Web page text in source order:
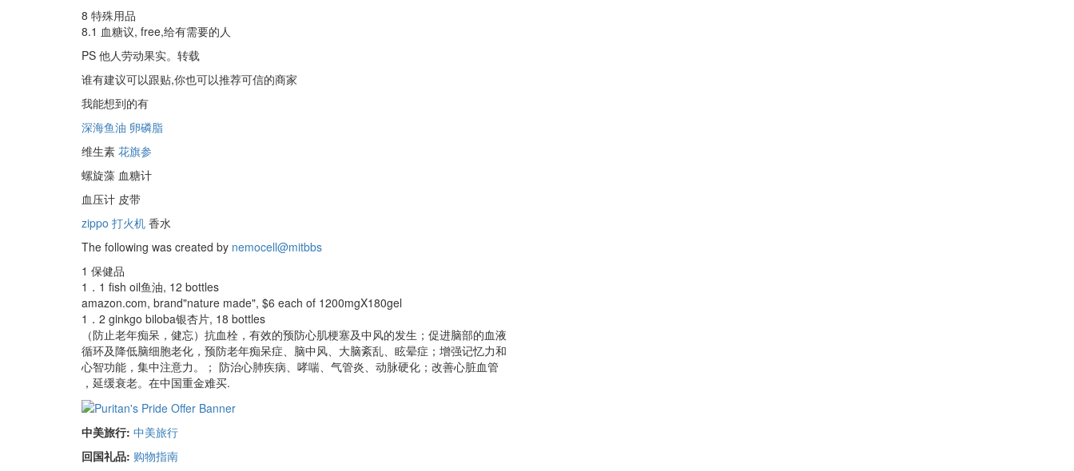
8 特殊用品
8.1 血糖议, free,给有需要的人
PS 他人劳动果实。转载
谁有建议可以跟贴,你也可以推荐可信的商家
我能想到的有
深海鱼油 卵磷脂
维生素 花旗参
螺旋藻 血糖计
血压计 皮带
zippo 打火机 香水
The following was created by nemocell@mitbbs
1 保健品
1．1 fish oil鱼油, 12 bottles
amazon.com, brand"nature made", $6 each of 1200mgX180gel
1．2 ginkgo biloba银杏片, 18 bottles
（防止老年痴呆，健忘）抗血栓，有效的预防心肌梗塞及中风的发生；促进脑部的血液
循环及降低脑细胞老化，预防老年痴呆症、脑中风、大脑紊乱、眩晕症；增强记忆力和
心智功能，集中注意力。； 防治心肺疾病、哮喘、气管炎、动脉硬化；改善心脏血管
，延缓衰老。在中国重金难买.
中美旅行: 中美旅行
回国礼品: 购物指南